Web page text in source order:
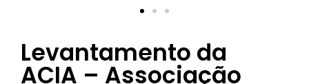
Levantamento da
ACIA – Associação